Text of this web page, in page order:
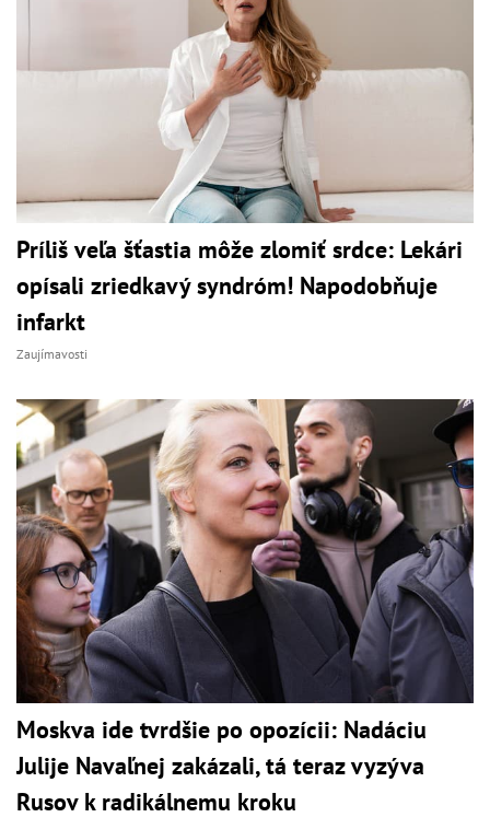
Príliš veľa šťastia môže zlomiť srdce: Lekári
opísali zriedkavý syndróm! Napodobňuje
infarkt
Zaujímavosti
Moskva ide tvrdšie po opozícii: Nadáciu
Julije Navaľnej zakázali, tá teraz vyzýva
Rusov k radikálnemu kroku